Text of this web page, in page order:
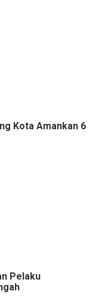
Kota Amankan 6
Pelaku